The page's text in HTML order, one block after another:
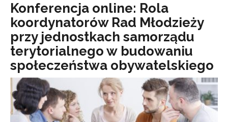
Konferencja online: Rola
koordynatorów Rad Młodzieży
przy jednostkach samorządu
terytorialnego w budowaniu
społeczeństwa obywatelskiego